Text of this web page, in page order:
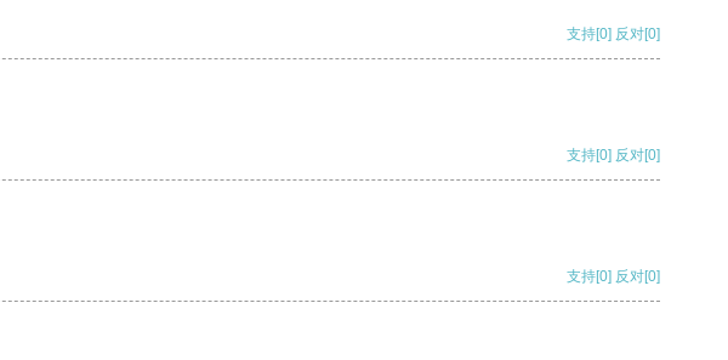
支持[0] 反对[0]
支持[0] 反对[0]
支持[0] 反对[0]